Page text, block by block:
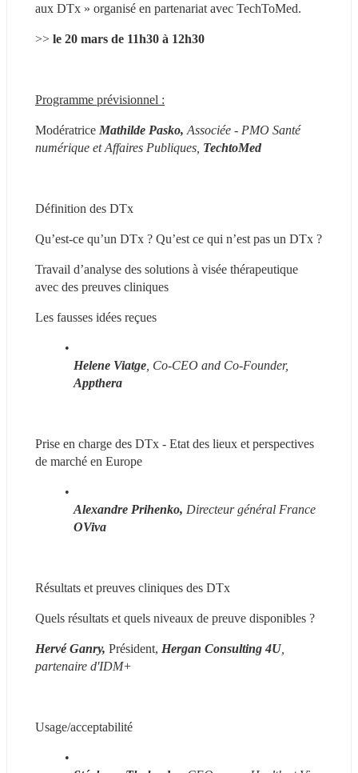
aux DTx » organisé en partenariat avec TechToMed.
>> le 20 mars de 11h30 à 12h30
Programme prévisionnel :
Modératrice Mathilde Pasko, Associée - PMO Santé
numérique et Affaires Publiques, TechtoMed
Définition des DTx
Qu’est-ce qu’un DTx ? Qu’est ce qui n’est pas un DTx ?
Travail d’analyse des solutions à visée thérapeutique
avec des preuves cliniques
Les fausses idées reçues
Helene Viatge , Co-CEO and Co-Founder,
Appthera
Prise en charge des DTx - Etat des lieux et perspectives
de marché en Europe
Alexandre Prihenko,
OViva
Résultats et preuves cliniques des DTx
Quels résultats et quels niveaux de preuve disponibles ?
Hervé Ganry, Président, Hergan Consulting 4U,
partenaire d'IDM+
Usage/acceptabilité